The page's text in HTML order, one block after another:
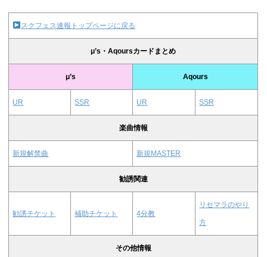
スクフェス速報トップページに戻る
μ’s・Aqoursカードまとめ
μ’s Aqours
UR SSR UR SSR
楽曲情報
新規解禁曲 新規MASTER
勧誘関連
勧誘チケット 補助チケット 4分教
リセマラのやり
方
その他情報